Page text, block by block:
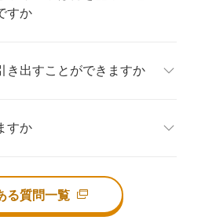
すか
き出すことができますか
すか
る質問一覧